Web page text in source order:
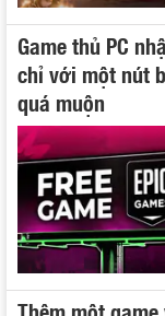
Game thủ PC
chỉ với một nút
quá muộn